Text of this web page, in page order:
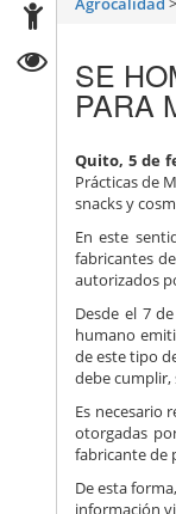
SE
PARA
Quito, 5 de
Prácticas de
snacks y
En este
fabricantes
autorizados
Desde el 7
humano
de este tipo
debe cumplir,
Es necesario
otorgadas
fabricante de
De esta
información